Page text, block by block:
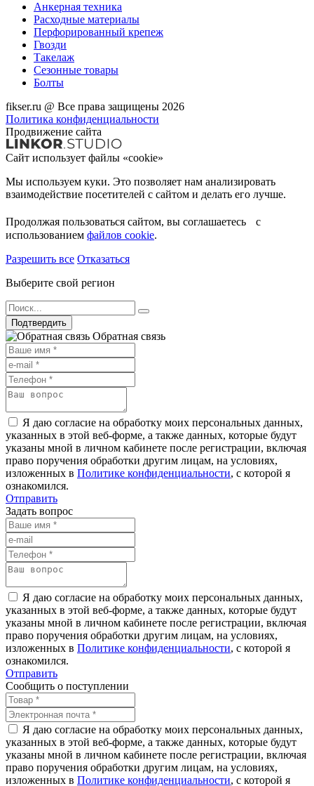
Анкерная техника
Расходные материалы
Перфорированный крепеж
Гвозди
Такелаж
Сезонные товары
Болты
fikser.ru @ Все права защищены 2026
Политика конфиденциальности
Продвижение сайта
Сайт использует файлы «cookie»
Мы используем куки. Это позволяет нам анализировать
взаимодействие посетителей с сайтом и делать его лучше.
Продолжая пользоваться сайтом, вы соглашаетесь с
использованием файлов cookie.
Разрешить все Отказаться
Выберите свой регион
Подтвердить
Обратная связь
Я даю согласие на обработку моих персональных данных,
указанных в этой веб-форме, а также данных, которые будут
указаны мной в личном кабинете после регистрации, включая
право поручения обработки другим лицам, на условиях,
изложенных в Политике конфиденциальности, с которой я
ознакомился.
Отправить
Задать вопрос
Я даю согласие на обработку моих персональных данных,
указанных в этой веб-форме, а также данных, которые будут
указаны мной в личном кабинете после регистрации, включая
право поручения обработки другим лицам, на условиях,
изложенных в Политике конфиденциальности, с которой я
ознакомился.
Отправить
Сообщить о поступлении
Я даю согласие на обработку моих персональных данных,
указанных в этой веб-форме, а также данных, которые будут
указаны мной в личном кабинете после регистрации, включая
право поручения обработки другим лицам, на условиях,
изложенных в Политике конфиденциальности, с которой я